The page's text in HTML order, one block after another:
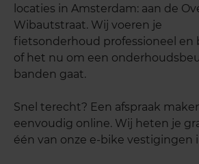
locaties in Amsterdam: aan de
Wibautstraat. Wij voeren je
fietsonderhoud professioneel en
of het nu om een
banden gaat.
Snel terecht? Een afspraak
eenvoudig online. Wij heten je
één van onze e-bike vestigingen